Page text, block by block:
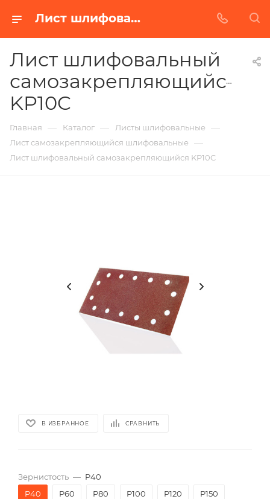
Лист шлифовальный самозакрепляющийся KP10C в Белгороде | Купить по недорогой цене от Абразивного Завода
Лист шлифовальный
самозакрепляющийся
KP10C
Главная — Каталог — Листы шлифовальные —
Лист самозакрепляющийся шлифовальные —
Лист шлифовальный самозакрепляющийся KP10C
В ИЗБРАННОЕ СРАВНИТЬ
Зернистость — P40
P40
P60 P80 P100 P120 P150